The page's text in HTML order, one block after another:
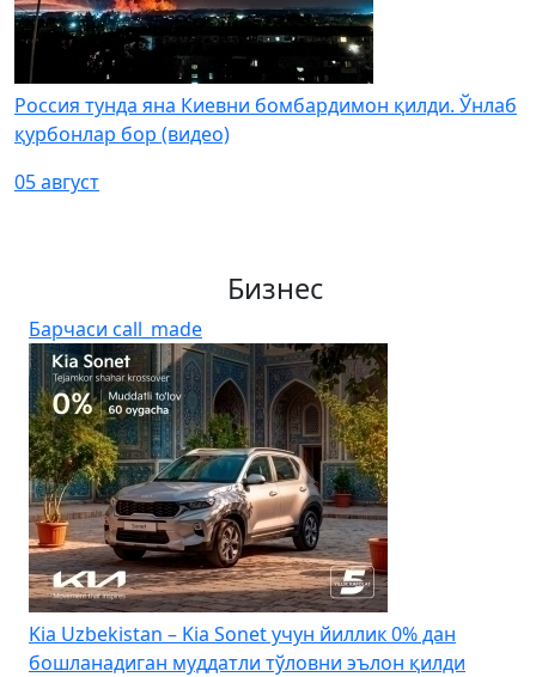
Россия тунда яна Киевни бомбардимон қилди. Ўнлаб
қурбонлар бор (видео)
05 август
Бизнес
Барчаси call_made
Kia Uzbekistan – Kia Sonet учун йиллик 0% дан
бошланадиган муддатли тўловни эълон қилди